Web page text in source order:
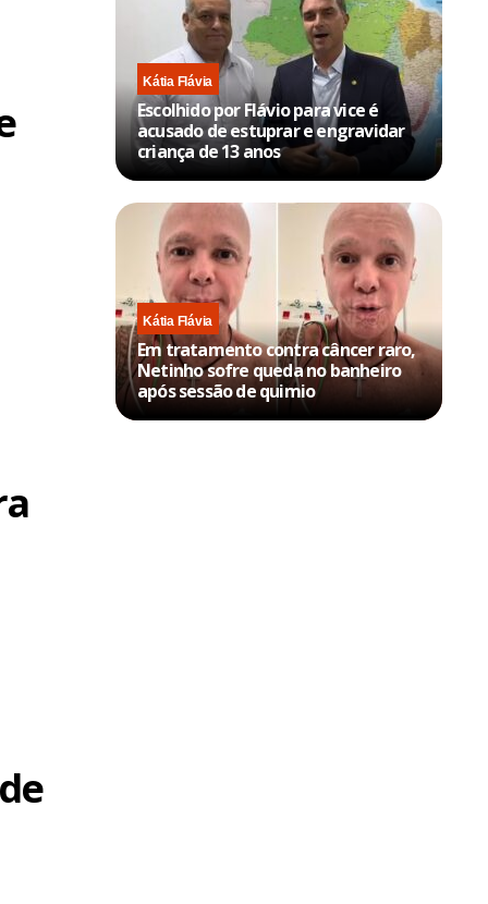
Kátia Flávia
Escolhido por Flávio para vice é
acusado de estuprar e engravidar
criança de 13 anos
Kátia Flávia
Em tratamento contra câncer raro,
Netinho sofre queda no banheiro
após sessão de quimio